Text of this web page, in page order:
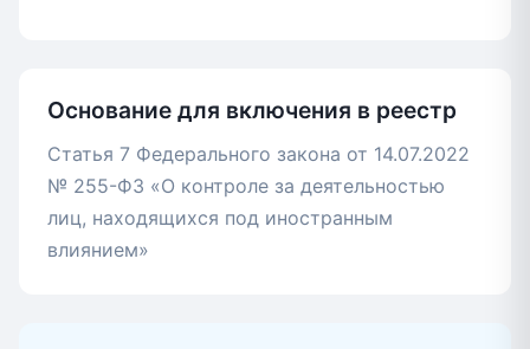
Основание для включения в реестр
Статья 7 Федерального закона от 14.07.2022
№ 255-ФЗ «О контроле за деятельностью
лиц, находящихся под иностранным
влиянием»